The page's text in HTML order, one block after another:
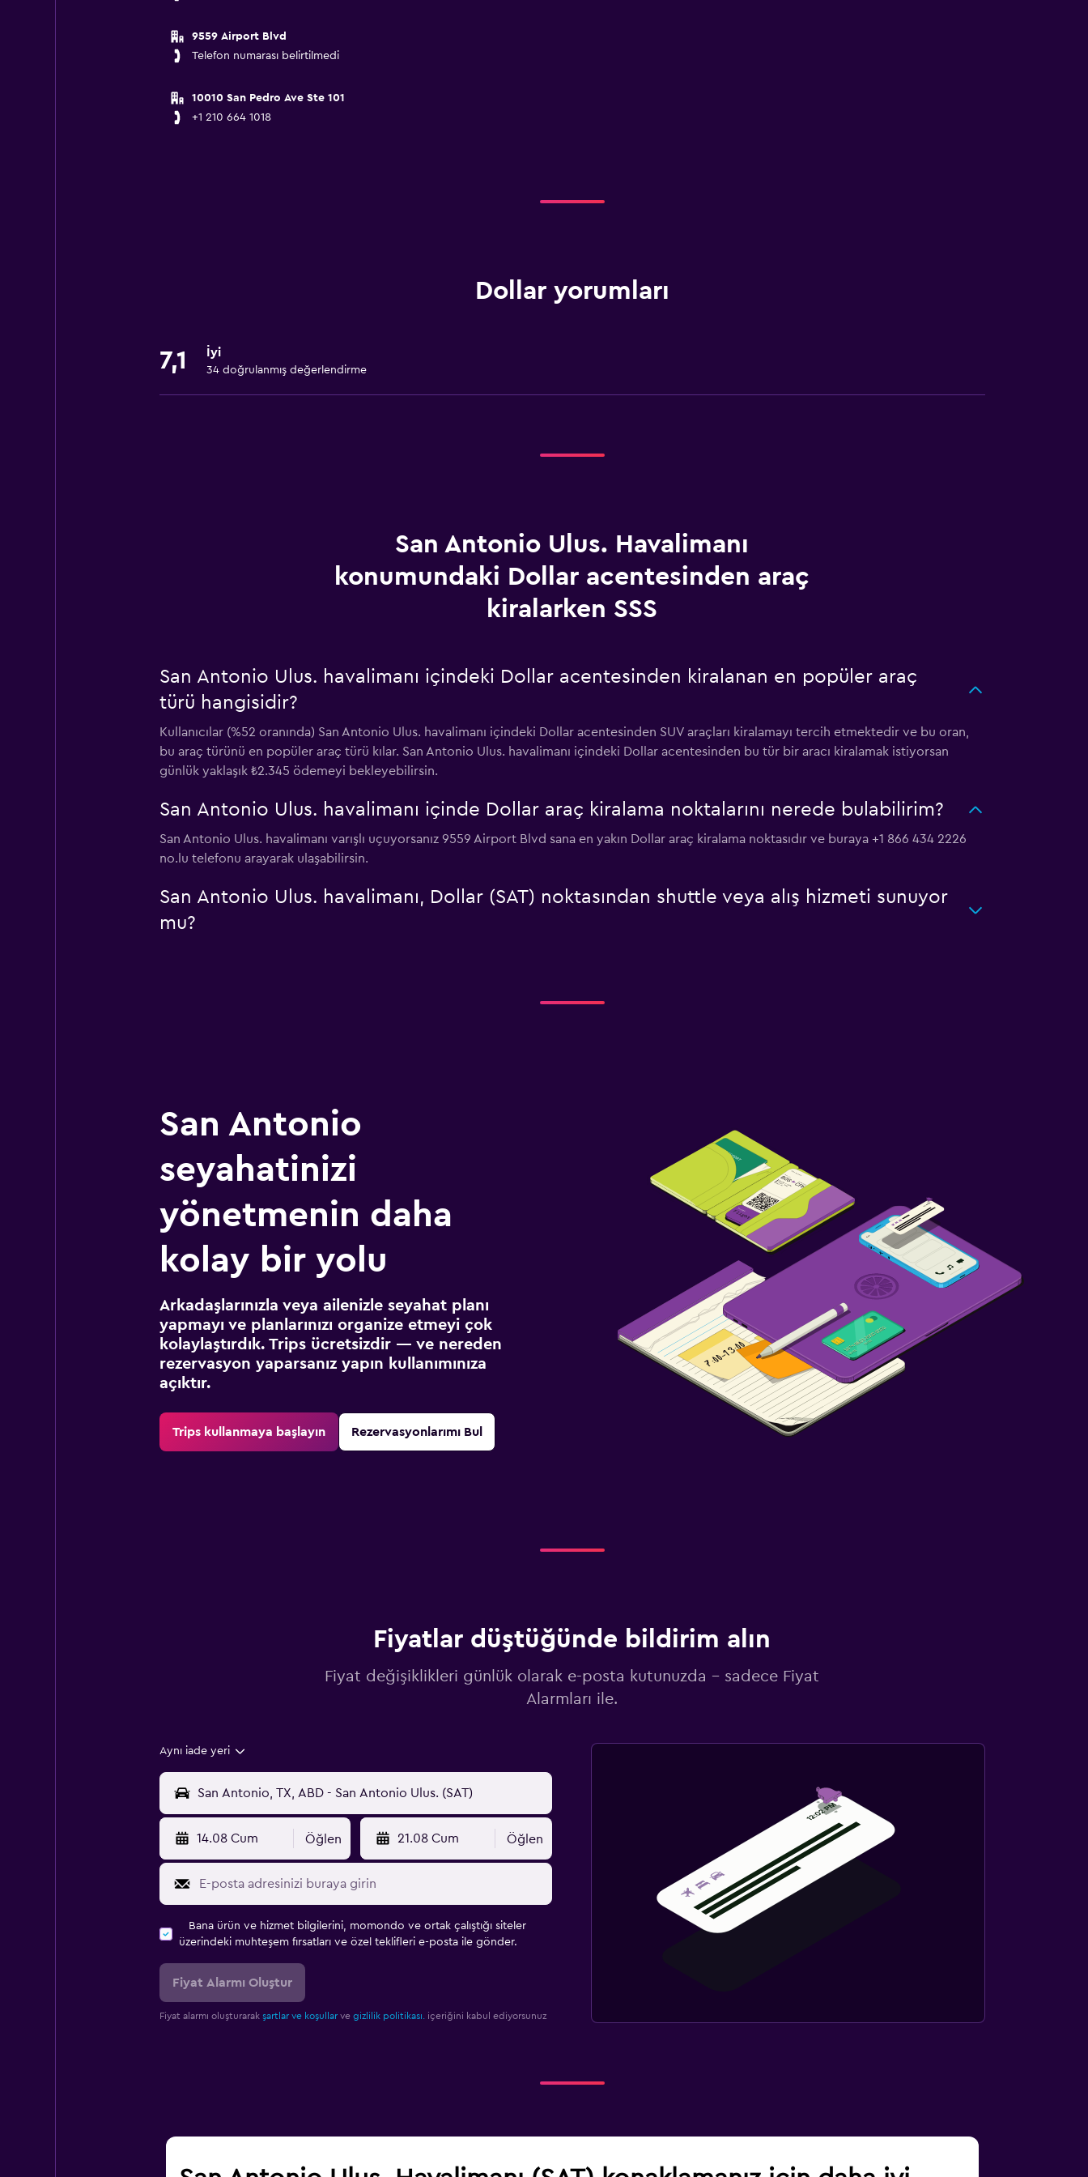
9559 Airport Blvd
Telefon numarası belirtilmedi
10010 San Pedro Ave Ste 101
+1 210 664 1018
Dollar yorumları
7,1 İyi
34 doğrulanmış değerlendirme
San Antonio Ulus. Havalimanı
konumundaki Dollar acentesinden araç
kiralarken SSS
San Antonio Ulus. havalimanı içindeki Dollar acentesinden kiralanan en popüler araç
türü hangisidir?
Kullanıcılar (%52 oranında) San Antonio Ulus. havalimanı içindeki Dollar acentesinden SUV araçları kiralamayı tercih etmektedir ve bu oran,
bu araç türünü en popüler araç türü kılar. San Antonio Ulus. havalimanı içindeki Dollar acentesinden bu tür bir aracı kiralamak istiyorsan
günlük yaklaşık ₺2.345 ödemeyi bekleyebilirsin.
San Antonio Ulus. havalimanı içinde Dollar araç kiralama noktalarını nerede bulabilirim?
San Antonio Ulus. havalimanı varışlı uçuyorsanız 9559 Airport Blvd sana en yakın Dollar araç kiralama noktasıdır ve buraya +1 866 434 2226
no.lu telefonu arayarak ulaşabilirsin.
San Antonio Ulus. havalimanı, Dollar (SAT) noktasından shuttle veya alış hizmeti sunuyor
mu?
San Antonio
seyahatinizi
yönetmenin daha
kolay bir yolu
Arkadaşlarınızla veya ailenizle seyahat planı
yapmayı ve planlarınızı organize etmeyi çok
kolaylaştırdık. Trips ücretsizdir — ve nereden
rezervasyon yaparsanız yapın kullanımınıza
açıktır.
Trips kullanmaya başlayın Rezervasyonlarımı Bul
Fiyatlar düştüğünde bildirim alın
Fiyat değişiklikleri günlük olarak e-posta kutunuzda - sadece Fiyat
Alarmları ile.
Aynı iade yeri
14.08 Cum Öğlen 21.08 Cum Öğlen
Bana ürün ve hizmet bilgilerini, momondo ve ortak çalıştığı siteler
üzerindeki muhteşem fırsatları ve özel teklifleri e-posta ile gönder.
Fiyat Alarmı Oluştur
Fiyat alarmı oluşturarak şartlar ve koşullarve gizlilik politikası. içeriğini kabul ediyorsunuz